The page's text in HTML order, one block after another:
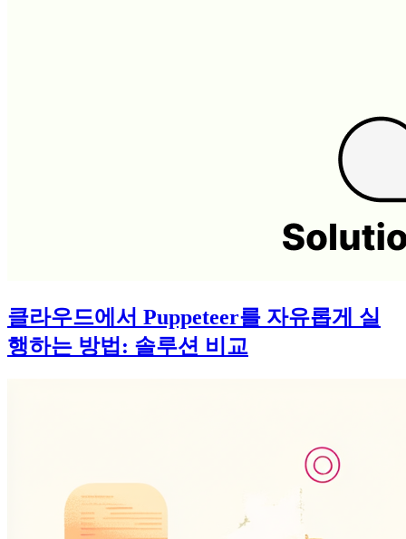
클라우드에서 Puppeteer를 자유롭게 실
행하는 방법: 솔루션 비교